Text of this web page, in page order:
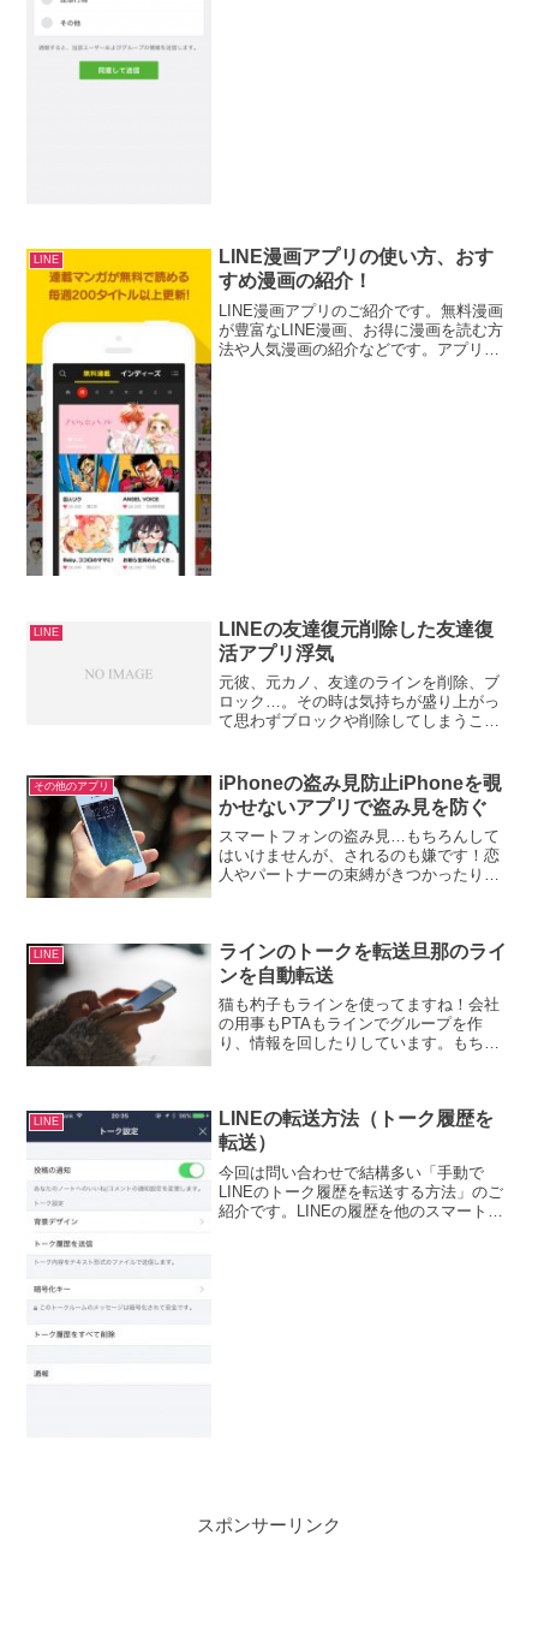
LINE
LINE漫画アプリの使い方、おす
すめ漫画の紹介！
LINE漫画アプリのご紹介です。無料漫画
が豊富なLINE漫画、お得に漫画を読む方
法や人気漫画の紹介などです。アプリだ
LINE
LINEの友達復元削除した友達復
活アプリ浮気
元彼、元カノ、友達のラインを削除、ブ
ロック…。その時は気持ちが盛り上がっ
て思わずブロックや削除してしまうこと
は削除してしまった、ラインの友達を復
元、復活させる方法です...
その他のアプリ
iPhoneの盗み見防止iPhoneを覗
かせないアプリで盗み見を防ぐ
スマートフォンの盗み見…もちろんして
はいけませんが、されるのも嫌です！恋
人やパートナーの束縛がきつかったり、
影！盗み見トラップ」...
LINE
ラインのトークを転送旦那のライ
ンを自動転送
猫も杓子もラインを使ってますね！会社
の用事もPTAもラインでグループを作
り、情報を回したりしています。もちろ
存するかのご紹介です。...
LINE
LINEの転送方法（トーク履歴を
転送）
今回は問い合わせで結構多い「手動で
LINEのトーク履歴を転送する方法」のご
紹介です。LINEの履歴を他のスマートフ
スポンサーリンク